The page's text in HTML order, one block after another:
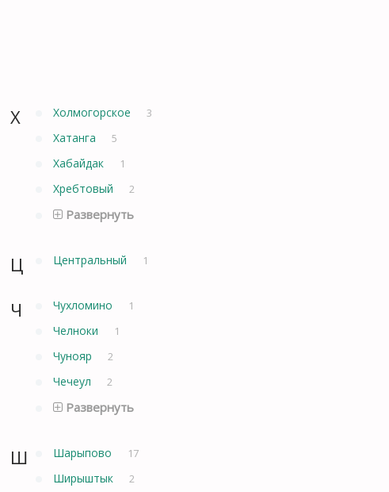
Х Холмогорское 3
Хатанга 5
Хабайдак 1
Хребтовый 2
Развернуть
Ц Центральный 1
Ч Чухломино 1
Челноки 1
Чунояр 2
Чечеул 2
Развернуть
Ш Шарыпово 17
Ширыштык 2